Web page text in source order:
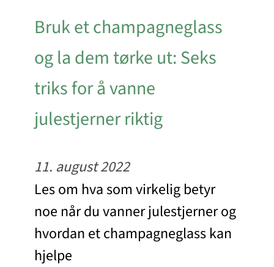
Bruk et champagneglass
og la dem tørke ut: Seks
triks for å vanne
julestjerner riktig
11. august 2022
Les om hva som virkelig betyr
noe når du vanner julestjerner og
hvordan et champagneglass kan
hjelpe